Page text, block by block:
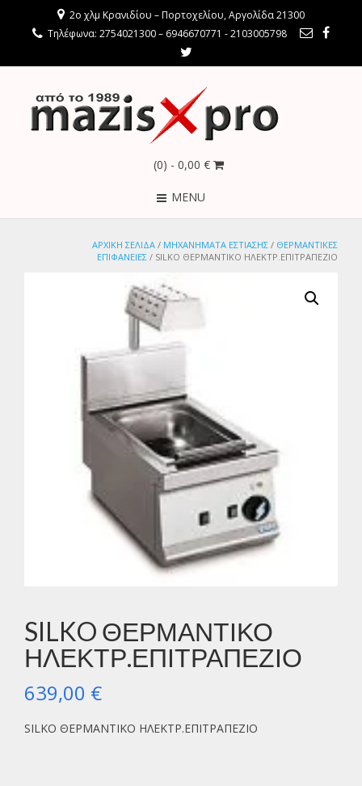
2ο χλμ Κρανιδίου – Πορτοχελίου, Αργολίδα 21300
Τηλέφωνα: 2754021300 – 6946670771 - 2103005798
(0) - 0,00 €
MENU
ΑΡΧΙΚΉ ΣΕΛΊΔΑ / ΜΗΧΑΝΗΜΑΤΑ ΕΣΤΙΑΣΗΣ / ΘΕΡΜΑΝΤΙΚΕΣ
ΕΠΙΦΑΝΕΙΕΣ / SILKO ΘΕΡΜΑΝΤΙΚΟ ΗΛΕΚΤΡ.ΕΠΙΤΡΑΠΕΖΙΟ
SILKO ΘΕΡΜΑΝΤΙΚΟ
ΗΛΕΚΤΡ.ΕΠΙΤΡΑΠΕΖΙΟ
639,00 €
SILKO ΘΕΡΜΑΝΤΙΚΟ ΗΛΕΚΤΡ.ΕΠΙΤΡΑΠΕΖΙΟ